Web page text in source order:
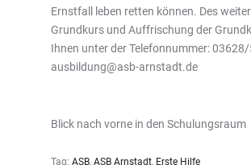
Ernstfall leben retten können. Des
Grundkurs und Auffrischung der
Ihnen unter der Telefonnummer:
ausbildung@asb-arnstadt.de
Blick nach vorne in den Schulungsraum
Tag: ASB, ASB Arnstadt, Erste Hilfe